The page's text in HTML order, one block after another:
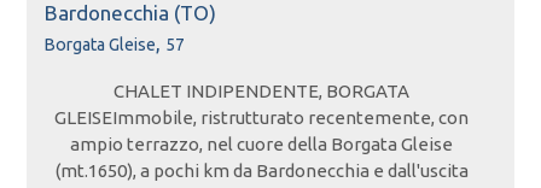
Bardonecchia (TO)
Borgata Gleise, 57
CHALET INDIPENDENTE, BORGATA
GLEISEImmobile, ristrutturato recentemente, con
ampio terrazzo, nel cuore della Borgata Gleise
(mt.1650), a pochi km da Bardonecchia e dall'uscita